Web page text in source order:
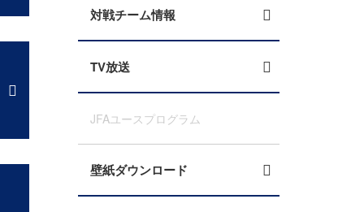
対戦チーム情報
TV放送
JFAユースプログラム
壁紙ダウンロード